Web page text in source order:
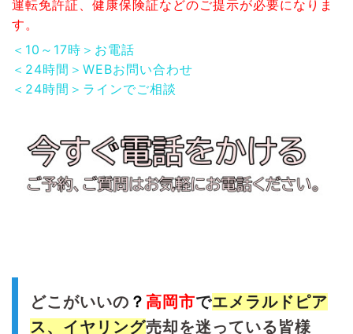
運転免許証、健康保険証などのご提示が必要になりま
す。
＜10～17時＞お電話
＜24時間＞WEBお問い合わせ
＜24時間＞ラインでご相談
どこがいいの ？ 高岡市でエメラルド ピア
ス、イヤリング売却を迷っている皆様